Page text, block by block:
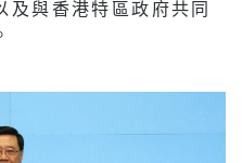
及與香港特區政府共同